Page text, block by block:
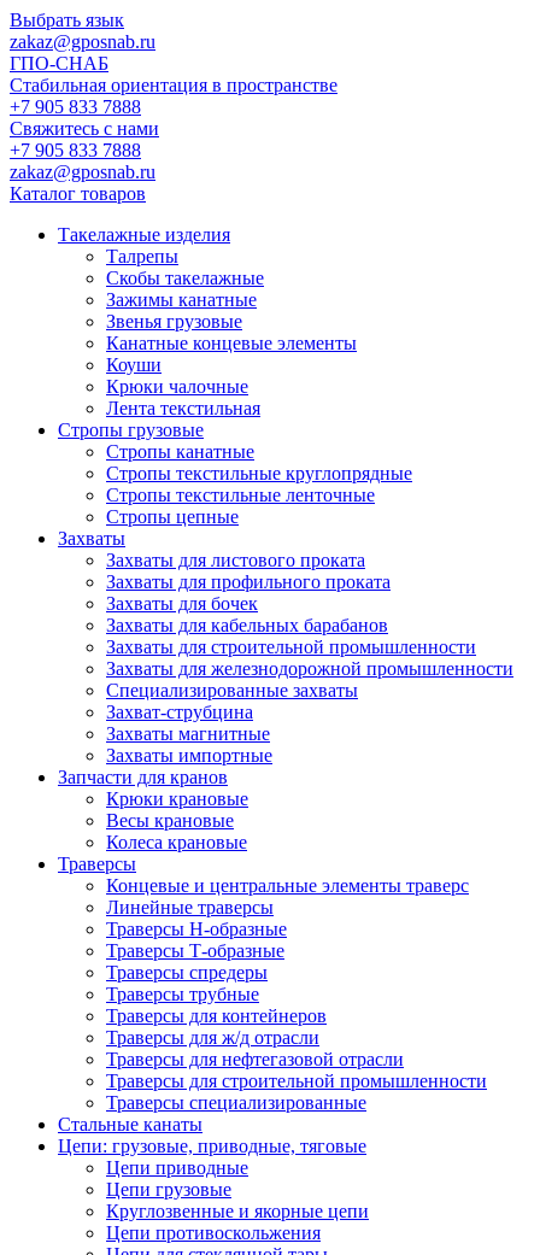
Выбрать язык
zakaz@gposnab.ru
ГПО-СНАБ
Стабильная ориентация в пространстве
+7 905 833 7888
Свяжитесь с нами
+7 905 833 7888
zakaz@gposnab.ru
Каталог товаров
Такелажные изделия
Талрепы
Скобы такелажные
Зажимы канатные
Звенья грузовые
Канатные концевые элементы
Коуши
Крюки чалочные
Лента текстильная
Стропы грузовые
Стропы канатные
Стропы текстильные круглопрядные
Стропы текстильные ленточные
Стропы цепные
Захваты
Захваты для листового проката
Захваты для профильного проката
Захваты для бочек
Захваты для кабельных барабанов
Захваты для строительной промышленности
Захваты для железнодорожной промышленности
Специализированные захваты
Захват-струбцина
Захваты магнитные
Захваты импортные
Запчасти для кранов
Крюки крановые
Весы крановые
Колеса крановые
Траверсы
Концевые и центральные элементы траверс
Линейные траверсы
Траверсы Н-образные
Траверсы Т-образные
Траверсы спредеры
Траверсы трубные
Траверсы для контейнеров
Траверсы для ж/д отрасли
Траверсы для нефтегазовой отрасли
Траверсы для строительной промышленности
Траверсы специализированные
Стальные канаты
Цепи: грузовые, приводные, тяговые
Цепи приводные
Цепи грузовые
Круглозвенные и якорные цепи
Цепи противоскольжения